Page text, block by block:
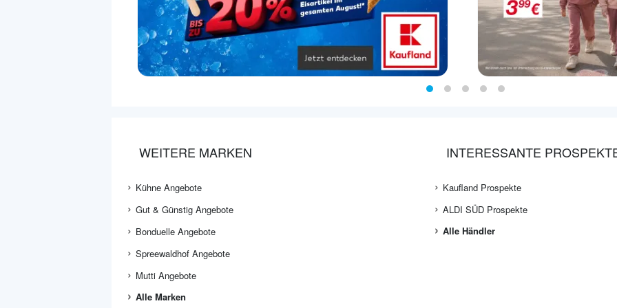
WEITERE MARKEN
Kühne Angebote
Gut & Günstig Angebote
Bonduelle Angebote
Spreewaldhof Angebote
Mutti Angebote
Alle Marken
INTERESSANTE
Kaufland Prospekte
ALDI SÜD Prospekte
Alle Händler